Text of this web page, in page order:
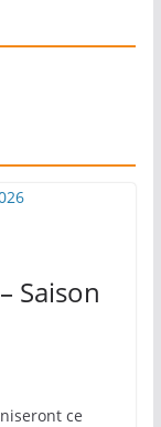
Saison
ce